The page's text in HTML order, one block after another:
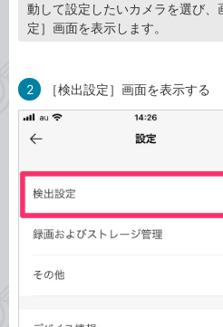
動して設定したいカメラを選び
定］画面を表示します。
2 ［検出設定］画面を表示する